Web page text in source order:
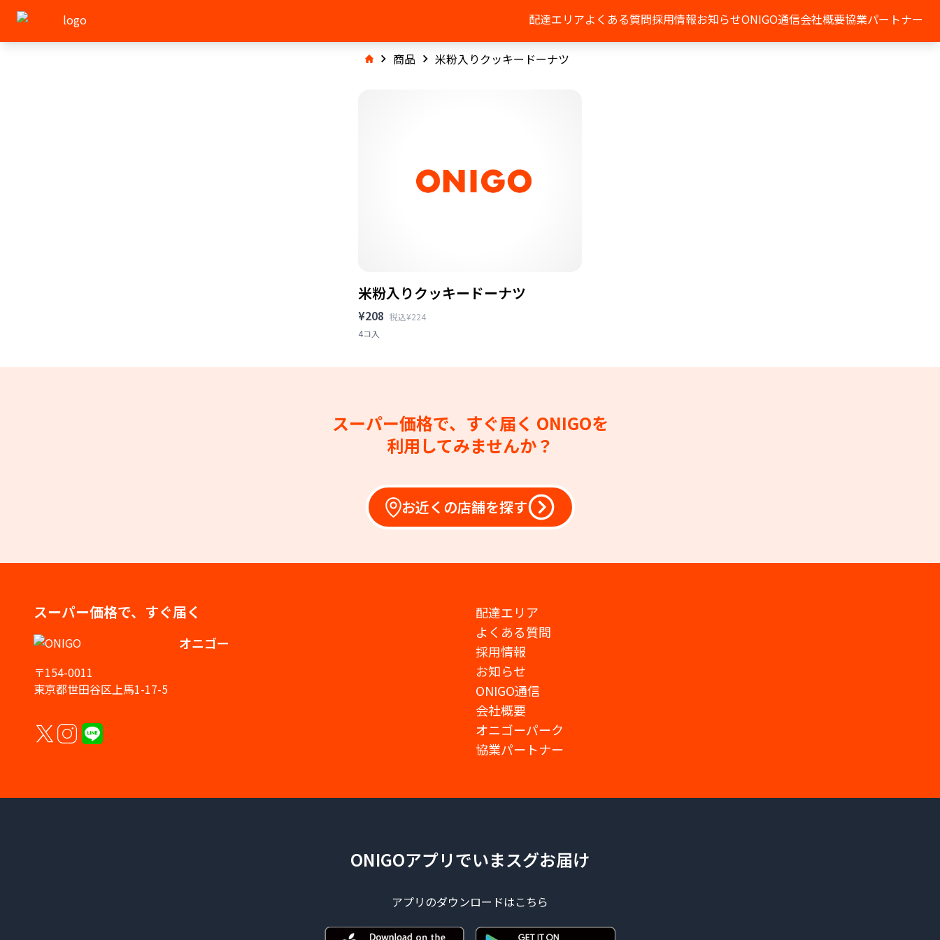
配達エリアよくある質問採用情報お知らせONIGO通信会社概要協業パートナー
商品 米粉入りクッキードーナツ
米粉入りクッキードーナツ
¥208 税込¥224
4コ入
スーパー価格で、すぐ届く ONIGOを
利用してみませんか？
お近くの店舗を探す
スーパー価格で、すぐ届く
オニゴー
〒154-0011
東京都世田谷区上馬1-17-5
配達エリア
よくある質問
採用情報
お知らせ
ONIGO通信
会社概要
オニゴーパーク
協業パートナー
ONIGOアプリでいまスグお届け
アプリのダウンロードはこちら